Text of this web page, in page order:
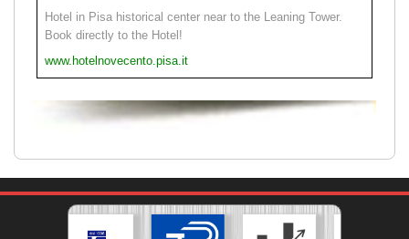
Hotel in Pisa historical center near to the Leaning Tower.
Book directly to the Hotel!
www.hotelnovecento.pisa.it